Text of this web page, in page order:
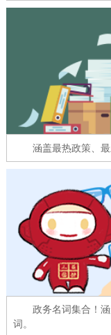
北京概况
绿色北京
多语种
DEUTSCH
ESPAÑOL
ITALIANO
涵盖最热政策、最
政务名词集合！涵
词。